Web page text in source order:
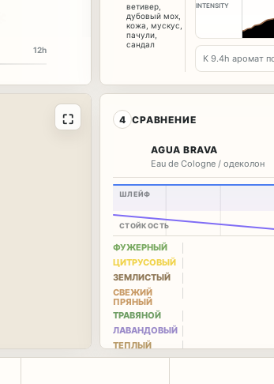
12h
ветивер
дубовый мох
кожа мускус
пачули
сандал
INTENSITY
К 9.9h аромат
⛶ 4 СРАВНЕНИЕ
AGUA BRAVA
Eau de Cologne / одеколон
ШЛЕЙФ
СТОЙКОСТЬ
ФУЖЕРНЫЙ
ЦИТРУСОВЫЙ
ЗЕМЛИСТЫЙ
СВЕЖИЙ
ПРЯНЫЙ
ТРАВЯНОЙ
ЛАВАНДОВЫЙ
ТЕПЛЫЙ